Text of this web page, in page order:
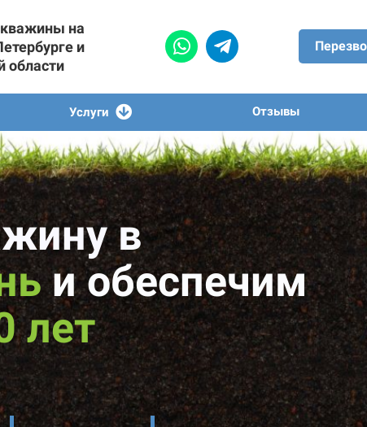
на
и
области
Услуги Отзывы
в
и обеспечим
лет